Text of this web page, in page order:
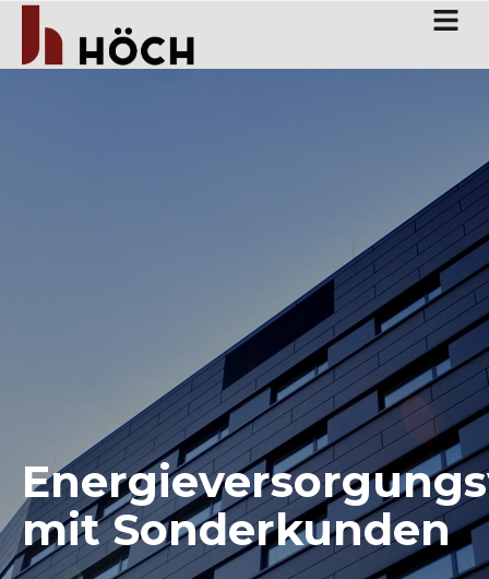
mit Sonderkunden